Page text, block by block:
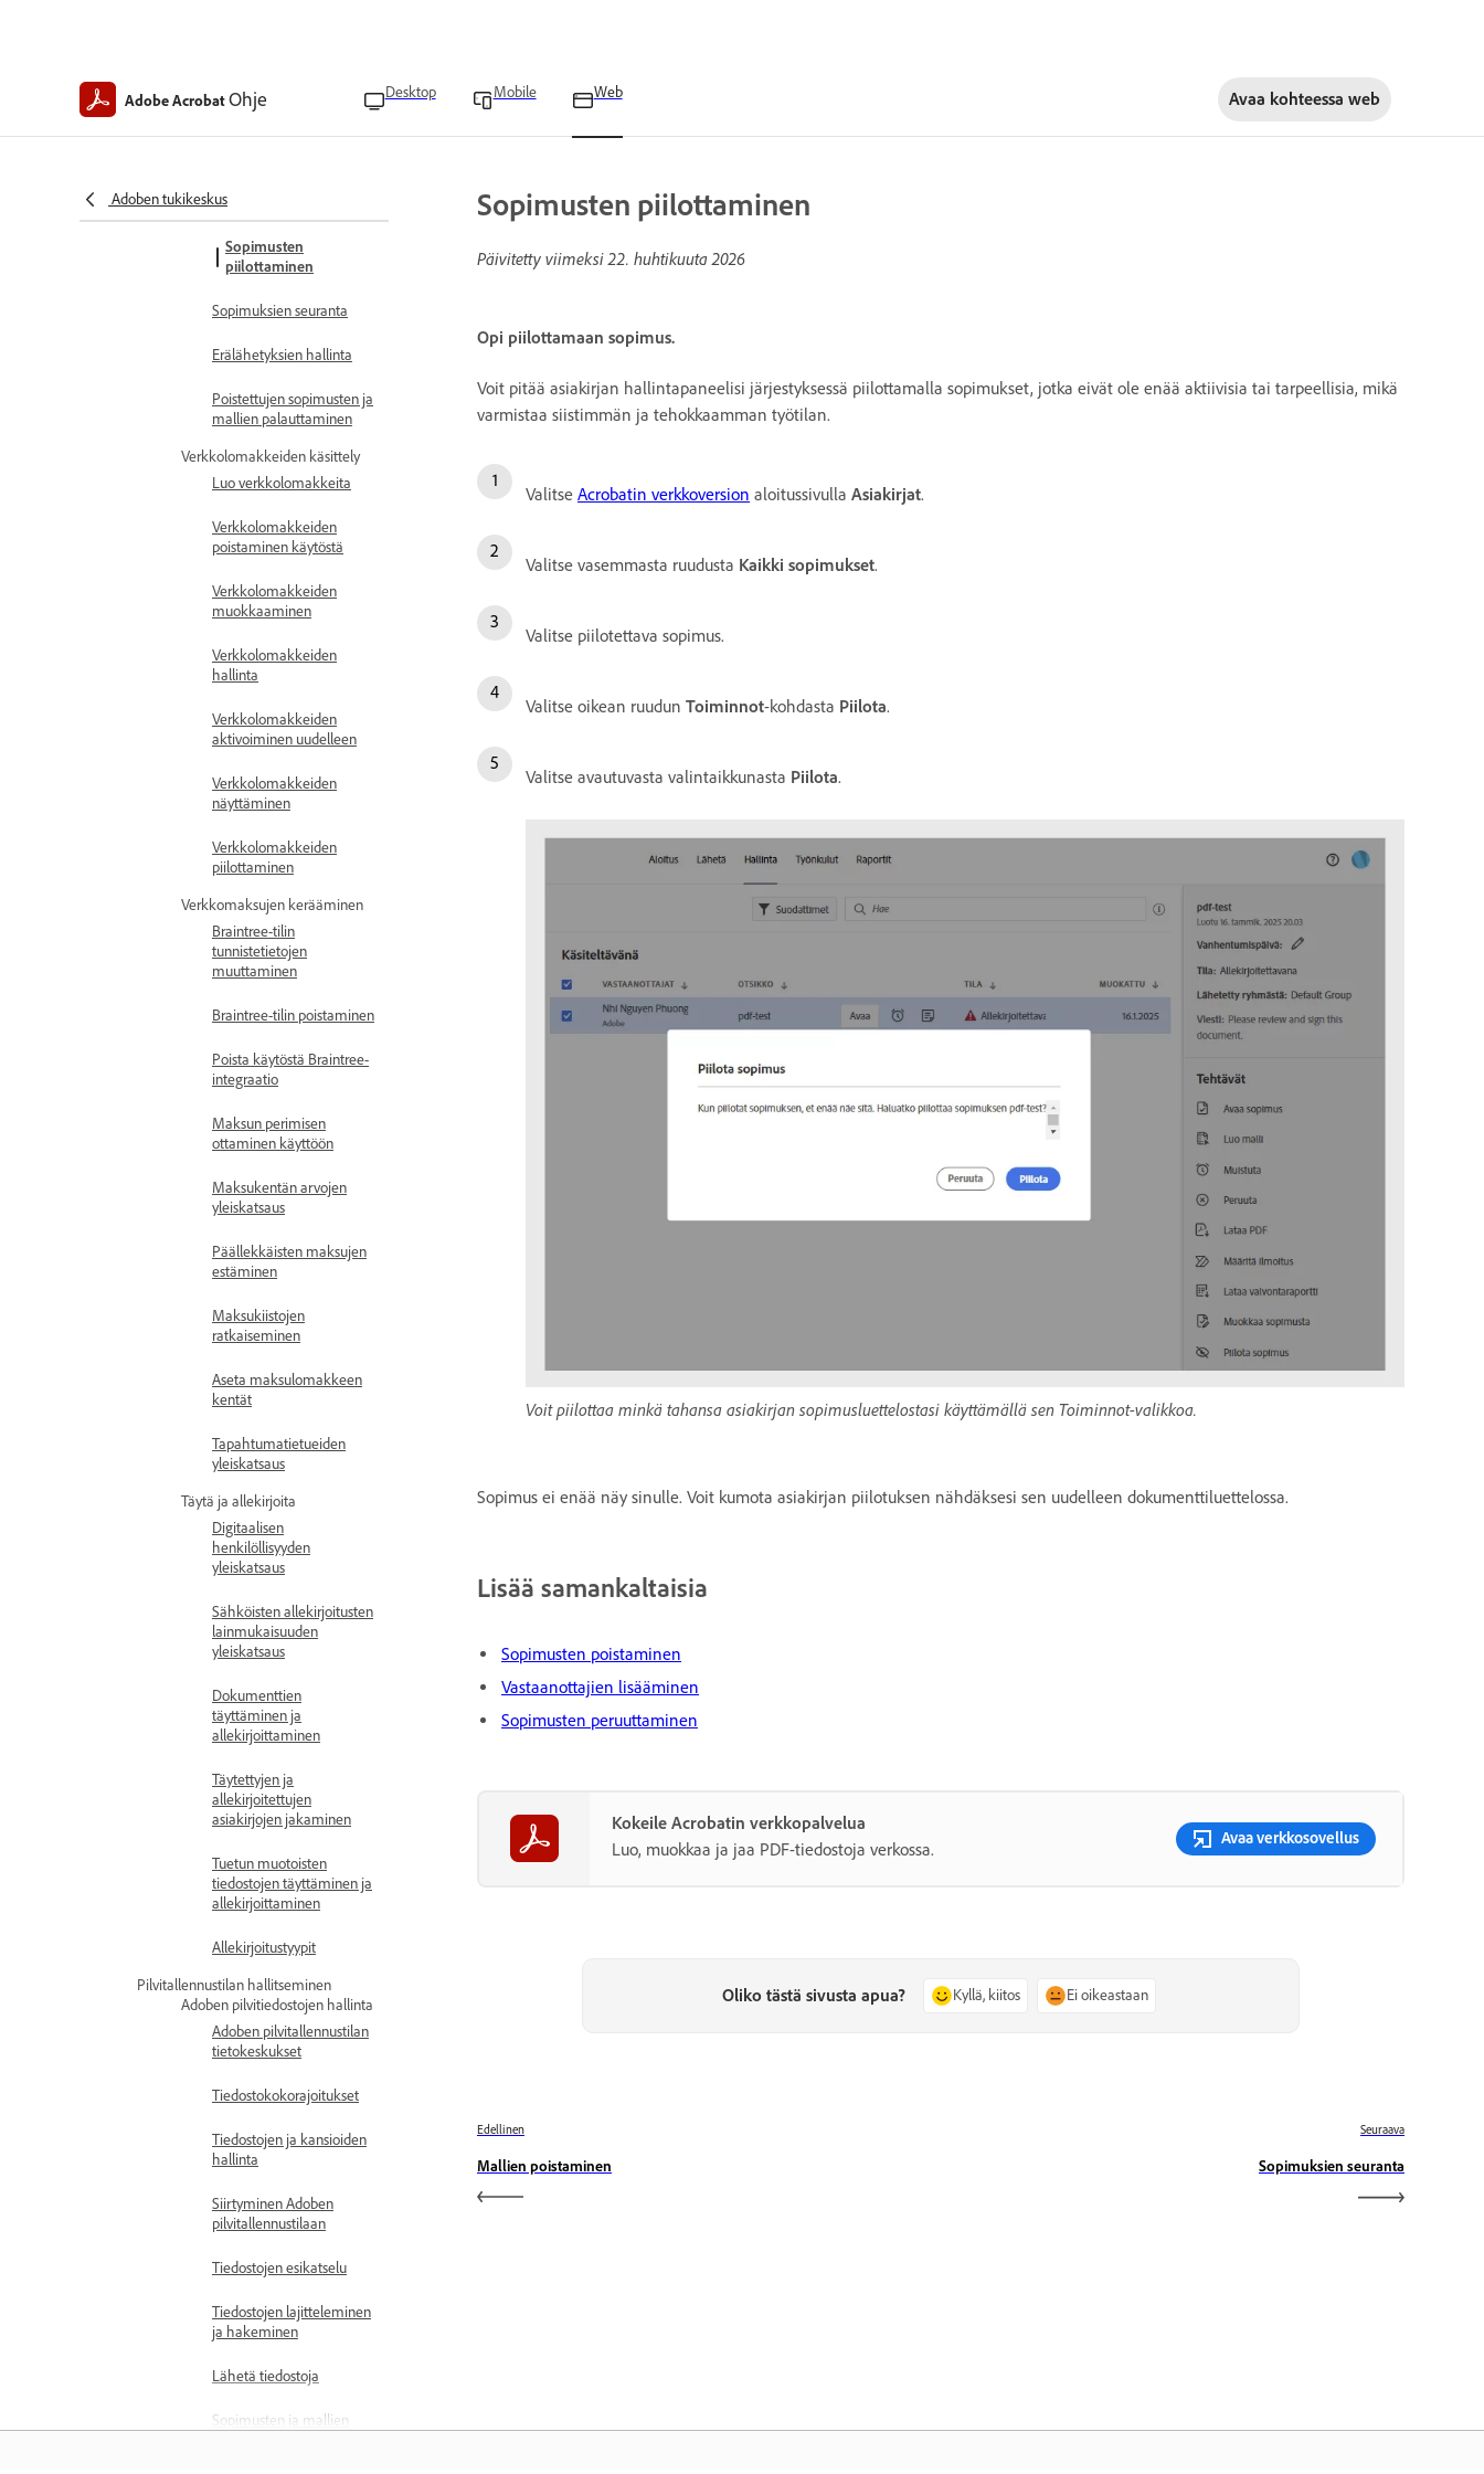
Adobe AcrobatOhje Desktop Mobile Web Avaa kohteessa web
Adoben tukikeskus
Sopimusten
peruuttaminen
Mallien poistaminen
Sopimusten
piilottaminen
Sopimuksien seuranta
Erälähetyksien hallinta
Poistettujen sopimusten ja
mallien palauttaminen
Verkkolomakkeiden käsittely
Luo verkkolomakkeita
Verkkolomakkeiden
poistaminen käytöstä
Verkkolomakkeiden
muokkaaminen
Verkkolomakkeiden
hallinta
Verkkolomakkeiden
aktivoiminen uudelleen
Verkkolomakkeiden
näyttäminen
Verkkolomakkeiden
piilottaminen
Verkkomaksujen kerääminen
Braintree-tilin
tunnistetietojen
muuttaminen
Braintree-tilin poistaminen
Poista käytöstä Braintree-
integraatio
Maksun perimisen
ottaminen käyttöön
Maksukentän arvojen
yleiskatsaus
Päällekkäisten maksujen
estäminen
Maksukiistojen
ratkaiseminen
Aseta maksulomakkeen
kentät
Tapahtumatietueiden
yleiskatsaus
Täytä ja allekirjoita
Digitaalisen
henkilöllisyyden
yleiskatsaus
Sähköisten allekirjoitusten
lainmukaisuuden
yleiskatsaus
Dokumenttien
täyttäminen ja
allekirjoittaminen
Täytettyjen ja
allekirjoitettujen
asiakirjojen jakaminen
Tuetun muotoisten
tiedostojen täyttäminen ja
allekirjoittaminen
Allekirjoitustyypit
Pilvitallennustilan hallitseminen
Adoben pilvitiedostojen hallinta
Adoben pilvitallennustilan
tietokeskukset
Tiedostokokorajoitukset
Tiedostojen ja kansioiden
hallinta
Siirtyminen Adoben
pilvitallennustilaan
Tiedostojen esikatselu
Tiedostojen lajitteleminen
ja hakeminen
Lähetä tiedostoja
Sopimusten ja mallien
Sopimusten piilottaminen
Päivitetty viimeksi22. huhtikuuta 2026
Opi piilottamaan sopimus.
Voit pitää asiakirjan hallintapaneelisi järjestyksessä piilottamalla sopimukset, jotka eivät ole enää aktiivisia tai tarpeellisia, mikä
varmistaa siistimmän ja tehokkaamman työtilan.
Valitse Acrobatin verkkoversion aloitussivulla Asiakirjat.
Valitse vasemmasta ruudusta Kaikki sopimukset.
Valitse piilotettava sopimus.
Valitse oikean ruudun Toiminnot-kohdasta Piilota.
Valitse avautuvasta valintaikkunasta Piilota.
Voit piilottaa minkä tahansa asiakirjan sopimusluettelostasi käyttämällä sen Toiminnot-valikkoa.
Sopimus ei enää näy sinulle. Voit kumota asiakirjan piilotuksen nähdäksesi sen uudelleen dokumenttiluettelossa.
Lisää samankaltaisia
Sopimusten poistaminen
Vastaanottajien lisääminen
Sopimusten peruuttaminen
Kokeile Acrobatin verkkopalvelua
Luo, muokkaa ja jaa PDF-tiedostoja verkossa.
Avaa verkkosovellus
Oliko tästä sivusta apua? Kyllä, kiitos Ei oikeastaan
Edellinen
Mallien poistaminen
Seuraava
Sopimuksien seuranta